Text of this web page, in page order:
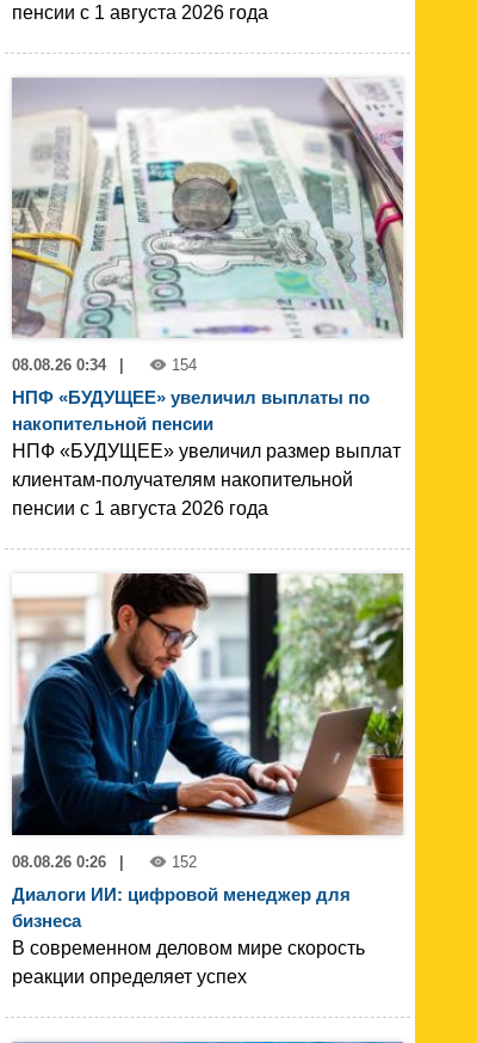
пенсии с 1 августа 2026 года
08.08.26 0:34 154
НПФ «БУДУЩЕЕ» увеличил выплаты по
накопительной пенсии
НПФ «БУДУЩЕЕ» увеличил размер выплат
клиентам-получателям накопительной
пенсии с 1 августа 2026 года
08.08.26 0:26 152
Диалоги ИИ: цифровой менеджер для
бизнеса
В современном деловом мире скорость
реакции определяет успех